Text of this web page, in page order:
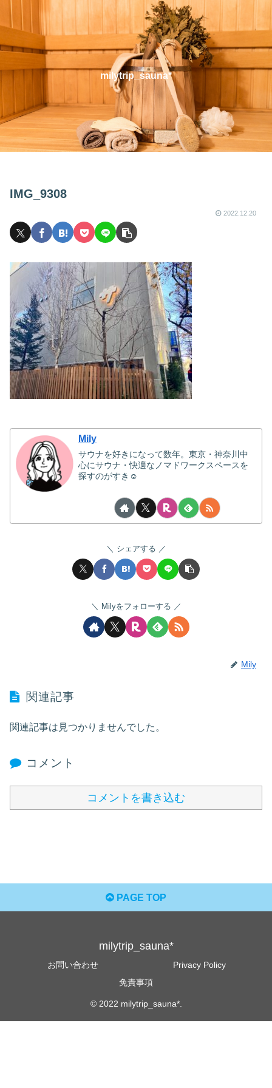
milytrip_sauna*
IMG_9308
2022.12.20
Mily
サウナを好きになって数年。東京・神奈川中
心にサウナ・快適なノマドワークスペースを
探すのがすき☺
シェアする
Milyをフォローする
Mily
関連記事
関連記事は見つかりませんでした。
コメント
コメントを書き込む
PAGE TOP
milytrip_sauna*
お問い合わせ
Privacy Policy
免責事項
© 2022 milytrip_sauna*.